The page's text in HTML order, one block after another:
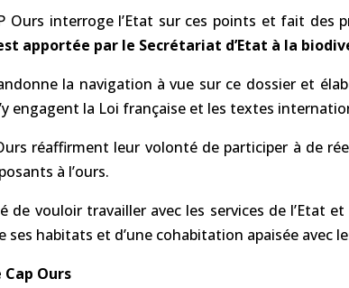
Ours interroge l’Etat sur ces points et fait
apportée par le Secrétariat d’Etat à la
la navigation à vue sur ce dossier et
engagent la Loi française et les textes
réaffirment leur volonté de participer à de
à l’ours.
de vouloir travailler avec les services de l’Etat
ses habitats et d’une cohabitation apaisée avec
Ours